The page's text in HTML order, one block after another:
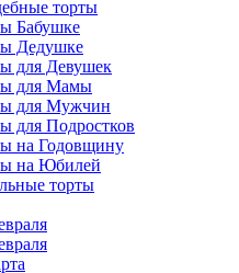
торты
Бабушке
Дедушке
для Девушек
для Мамы
для Мужчин
для Подростков
на Годовщину
на Юбилей
торты